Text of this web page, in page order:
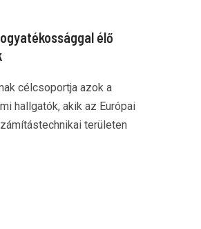
élő
célcsoportja azok a
hallgatók, akik az Európai
területen